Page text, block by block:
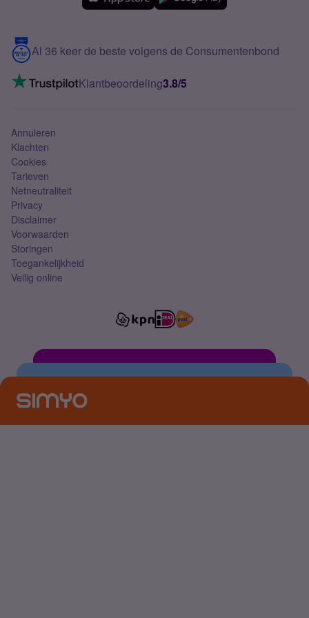
Meerdere nummers
5G internet
Mobiel internet
Mobiel abonnement
Contact
VoLTE 4G bellen
Al 36 keer de beste volgens de Consumentenbond
Klantbeoordeling3.8/5
Annuleren
Klachten
Cookies
Tarieven
Netneutraliteit
Privacy
Disclaimer
Voorwaarden
Storingen
Toegankelijkheid
Veilig online